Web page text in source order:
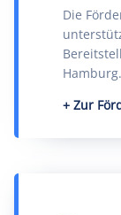
Die
Hamburg.
Zur